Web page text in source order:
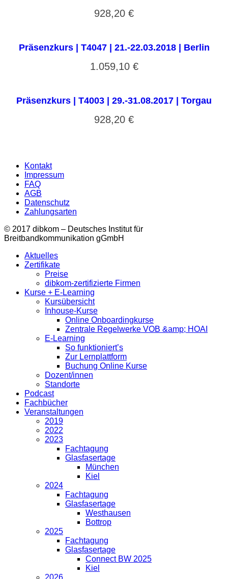
928,20 €
Präsenzkurs | T4047 | 21.-22.03.2018 | Berlin
1.059,10 €
Präsenzkurs | T4003 | 29.-31.08.2017 | Torgau
928,20 €
Kontakt
Impressum
FAQ
AGB
Datenschutz
Zahlungsarten
© 2017 dibkom – Deutsches Institut für
Breitbandkommunikation gGmbH
Aktuelles
Zertifikate
Preise
dibkom-zertifizierte Firmen
Kurse + E-Learning
Kursübersicht
Inhouse-Kurse
Online Onboardingkurse
Zentrale Regelwerke VOB &amp; HOAI
E-Learning
So funktioniert’s
Zur Lernplattform
Buchung Online Kurse
Dozent/innen
Standorte
Podcast
Fachbücher
Veranstaltungen
2019
2022
2023
Fachtagung
Glasfasertage
München
Kiel
2024
Fachtagung
Glasfasertage
Westhausen
Bottrop
2025
Fachtagung
Glasfasertage
Connect BW 2025
Kiel
2026